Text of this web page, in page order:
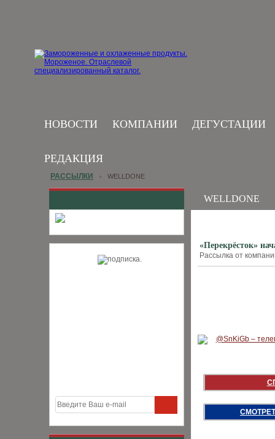
НОВОСТИ КОМПАНИИ ДЕГУСТАЦИИ
РЕДАКЦИЯ
РАССЫЛКИ › WELLDONE
WELLDONE
«Перекрёсток»
Рассылка от